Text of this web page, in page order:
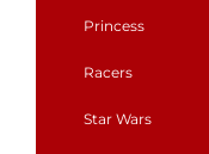
Princess
Racers
Star Wars